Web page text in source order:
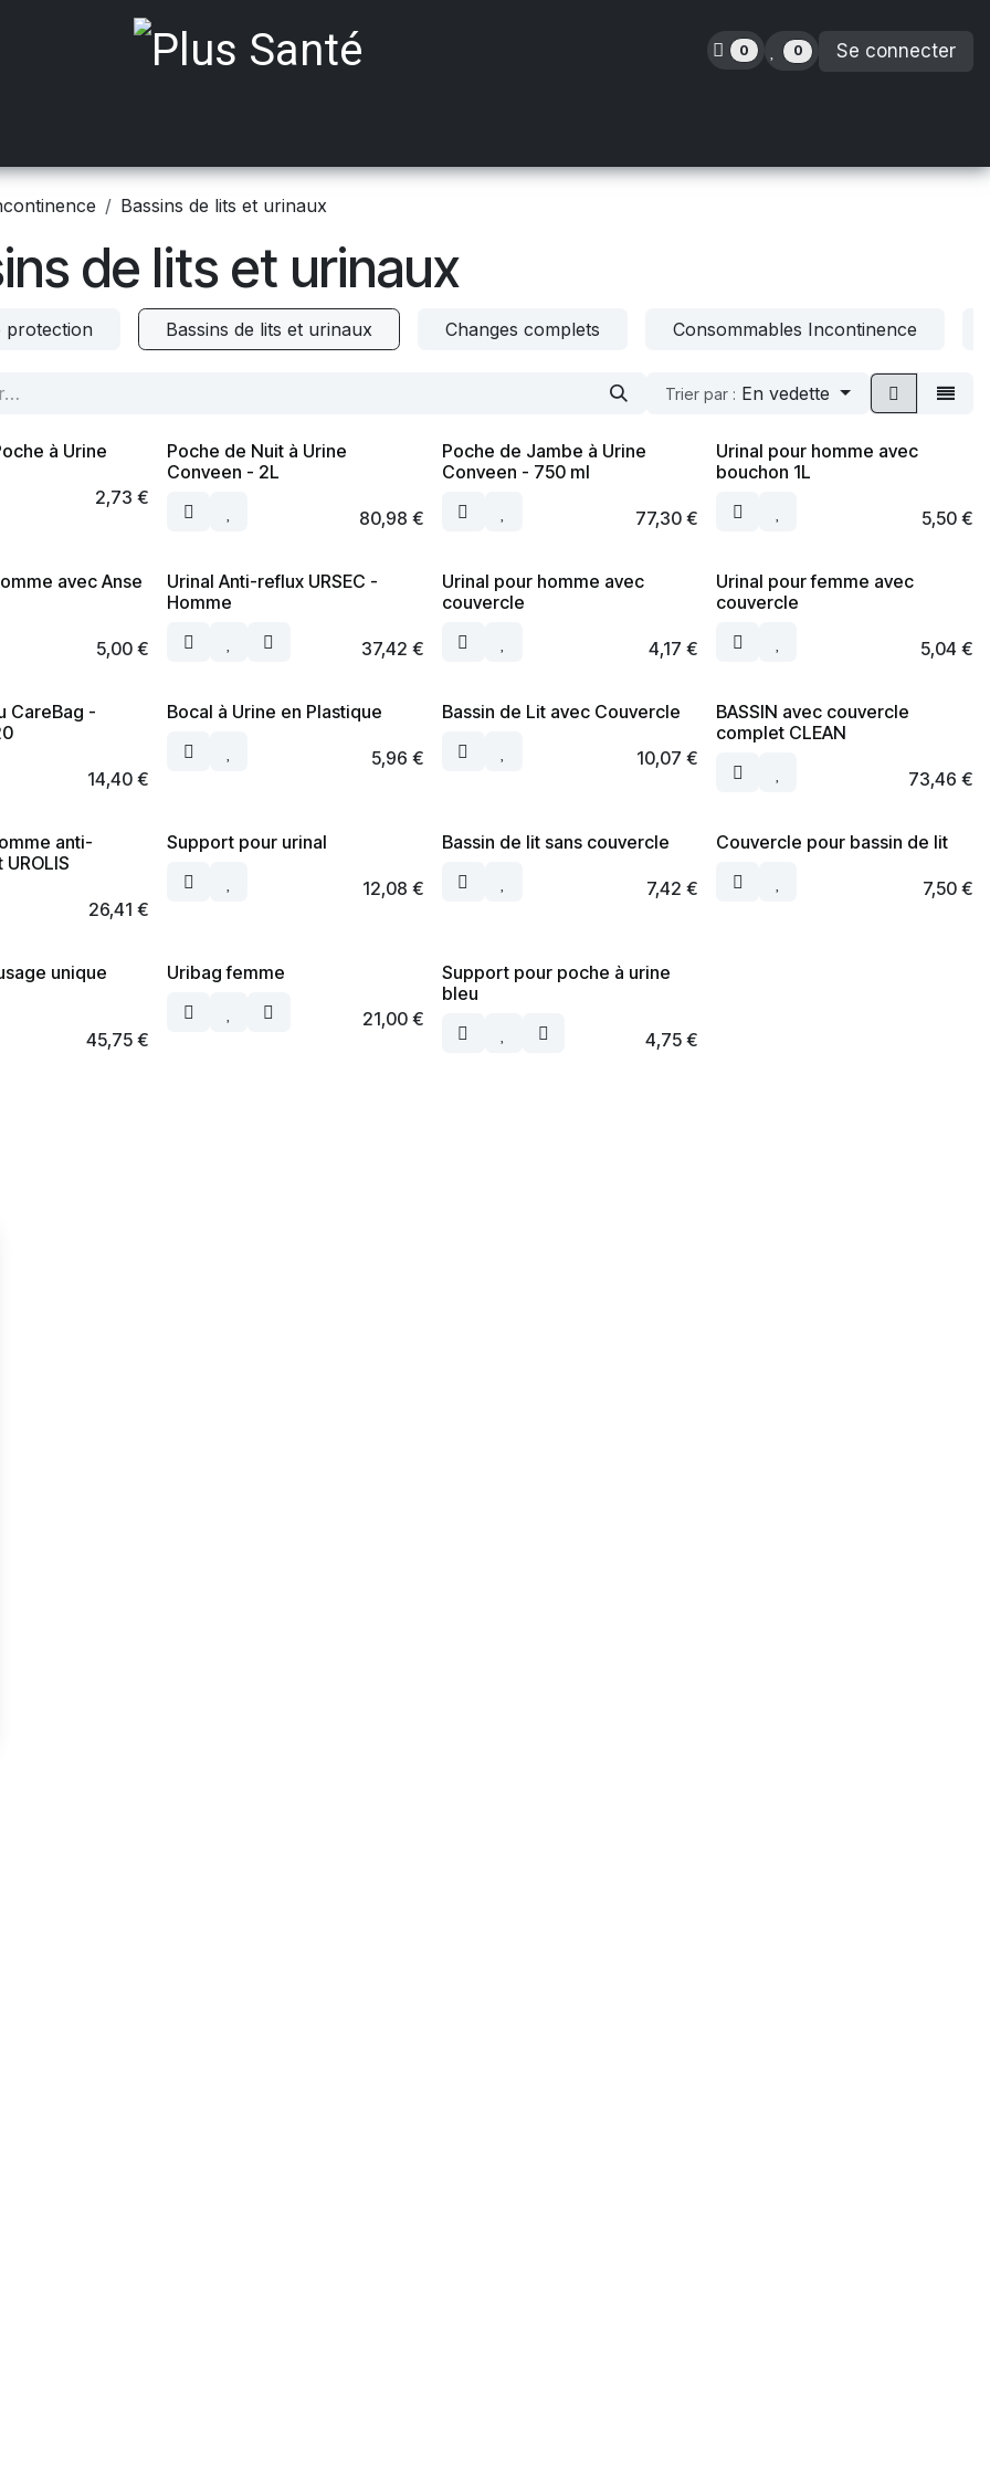
0 0 Se connecter
Bassins de lits et urinaux
de lits et urinaux
protection Bassins de lits et urinaux Changes complets Consommables Incontinence
Trier par : En vedette
à Urine
2,73 €
Poche de Nuit à Urine
Conveen - 2L
80,98 €
Poche de Jambe à Urine
Conveen - 750 ml
77,30 €
Urinal pour homme avec
bouchon 1L
5,50€
avec Anse
5,00 €
Urinal Anti-reflux URSEC -
Homme
37,42 €
Urinal pour homme avec
couvercle
4,17 €
Urinal pour femme avec
couvercle
5,04 €
CareBag -
14,40 €
Bocal à Urine en Plastique
5,96 €
Bassin de Lit avec Couvercle
10,07 €
BASSIN avec couvercle
complet CLEAN
73,46 €
anti-
26,41 €
Support pour urinal
12,08 €
Bassin de lit sans couvercle
7,42 €
Couvercle pour bassin de lit
7,50€
unique
45,75 €
Uribag femme
21,00€
Support pour poche à urine
bleu
4,75 €